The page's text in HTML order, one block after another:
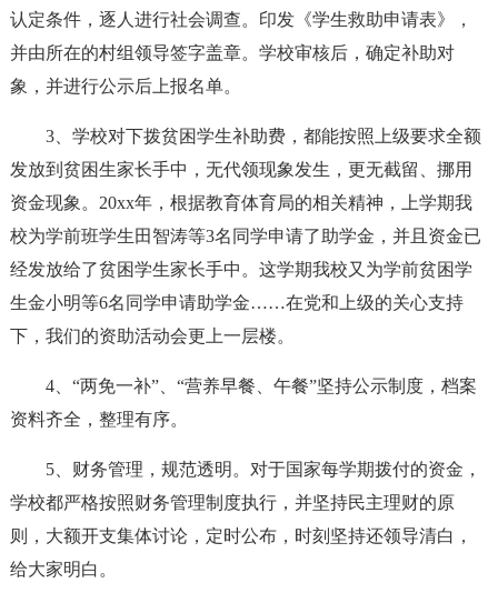
认定条件，逐人进行社会调查。印发《学生救助申请表》，
并由所在的村组领导签字盖章。学校审核后，确定补助对
象，并进行公示后上报名单。
3、学校对下拨贫困学生补助费，都能按照上级要求全额
发放到贫困生家长手中，无代领现象发生，更无截留、挪用
资金现象。20xx年，根据教育体育局的相关精神，上学期我
校为学前班学生田智涛等3名同学申请了助学金，并且资金已
经发放给了贫困学生家长手中。这学期我校又为学前贫困学
生金小明等6名同学申请助学金……在党和上级的关心支持
下，我们的资助活动会更上一层楼。
4、“两免一补”、“营养早餐、午餐”坚持公示制度，档案
资料齐全，整理有序。
5、财务管理，规范透明。对于国家每学期拨付的资金，
学校都严格按照财务管理制度执行，并坚持民主理财的原
则，大额开支集体讨论，定时公布，时刻坚持还领导清白，
给大家明白。